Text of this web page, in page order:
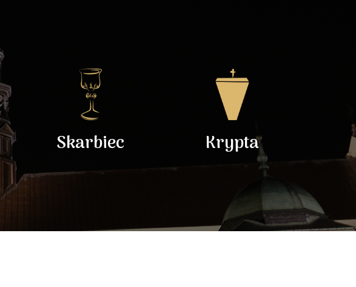
Skarbiec Krypta